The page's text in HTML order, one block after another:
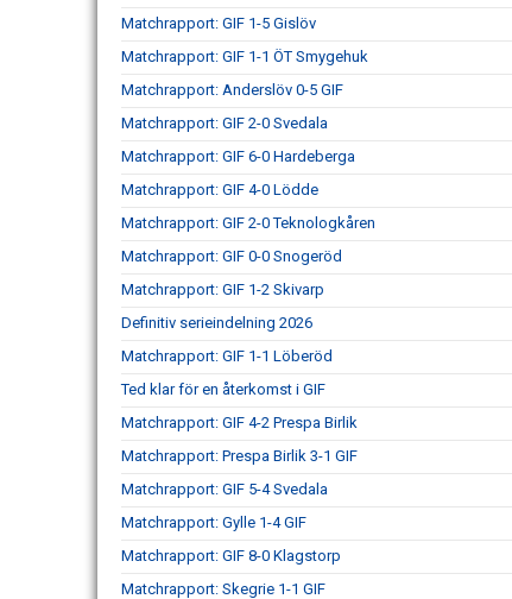
Matchrapport: GIF 1-5 Gislöv
Matchrapport: GIF 1-1 ÖT Smygehuk
Matchrapport: Anderslöv 0-5 GIF
Matchrapport: GIF 2-0 Svedala
Matchrapport: GIF 6-0 Hardeberga
Matchrapport: GIF 4-0 Lödde
Matchrapport: GIF 2-0 Teknologkåren
Matchrapport: GIF 0-0 Snogeröd
Matchrapport: GIF 1-2 Skivarp
Definitiv serieindelning 2026
Matchrapport: GIF 1-1 Löberöd
Ted klar för en återkomst i GIF
Matchrapport: GIF 4-2 Prespa Birlik
Matchrapport: Prespa Birlik 3-1 GIF
Matchrapport: GIF 5-4 Svedala
Matchrapport: Gylle 1-4 GIF
Matchrapport: GIF 8-0 Klagstorp
Matchrapport: Skegrie 1-1 GIF